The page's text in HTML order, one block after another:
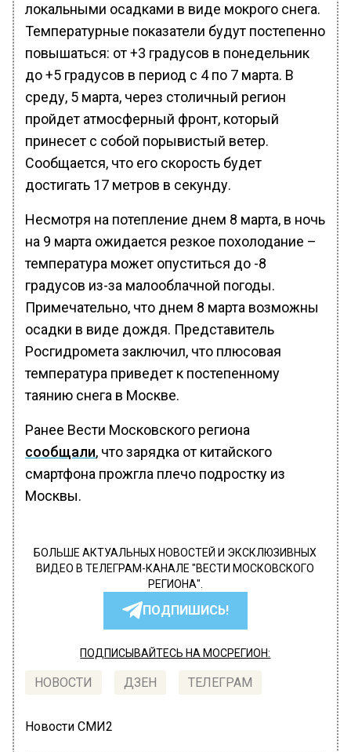
локальными осадками в виде мокрого снега.
Температурные показатели будут постепенно
повышаться: от +3 градусов в понедельник
до +5 градусов в период с 4 по 7 марта. В
среду, 5 марта, через столичный регион
пройдет атмосферный фронт, который
принесет с собой порывистый ветер.
Сообщается, что его скорость будет
достигать 17 метров в секунду.
Несмотря на потепление днем 8 марта, в ночь
на 9 марта ожидается резкое похолодание –
температура может опуститься до -8
градусов из-за малооблачной погоды.
Примечательно, что днем 8 марта возможны
осадки в виде дождя. Представитель
Росгидромета заключил, что плюсовая
температура приведет к постепенному
таянию снега в Москве.
Ранее Вести Московского региона
сообщали, что зарядка от китайского
смартфона прожгла плечо подростку из
Москвы.
БОЛЬШЕ АКТУАЛЬНЫХ НОВОСТЕЙ И ЭКСКЛЮЗИВНЫХ
ВИДЕО В ТЕЛЕГРАМ-КАНАЛЕ "ВЕСТИ МОСКОВСКОГО
РЕГИОНА".
ПОДПИШИСЬ!
ПОДПИСЫВАЙТЕСЬ НА МОСРЕГИОН:
НОВОСТИ ДЗЕН ТЕЛЕГРАМ
Новости СМИ2